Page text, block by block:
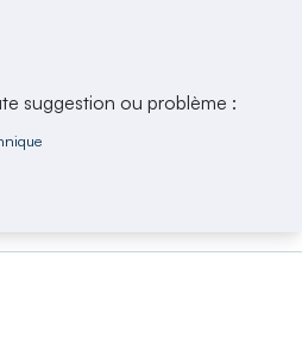
suggestion ou problème :